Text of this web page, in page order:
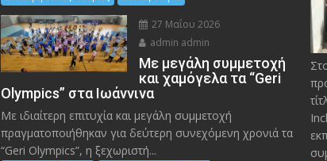
27 Μαΐου 2026
admin admin
Με μεγάλη συμμετοχή
και χαμόγελα τα “Geri
Olympics” στα Ιωάννινα
Με ιδιαίτερη επιτυχία και μεγάλη συμμετοχή
πραγματοποιήθηκαν για δεύτερη συνεχόμενη χρονιά τα
“Geri Olympics”, η ξεχωριστή...